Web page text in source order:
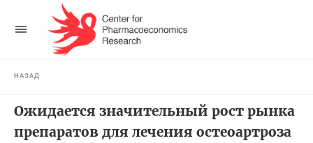
НАЗАД
Ожидается значительный рост рынка
препаратов для лечения остеоартроза